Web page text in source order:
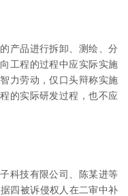
产品进行拆卸、测绘、分
工程的过程中应实际实施
力劳动，仅口头辩称实施
的实际研发过程，也不应
科技有限公司、陈某进等
四被诉侵权人在二审中补